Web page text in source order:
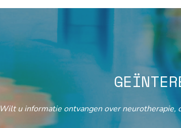
Wilt u informatie ontvangen over neurotherapie,